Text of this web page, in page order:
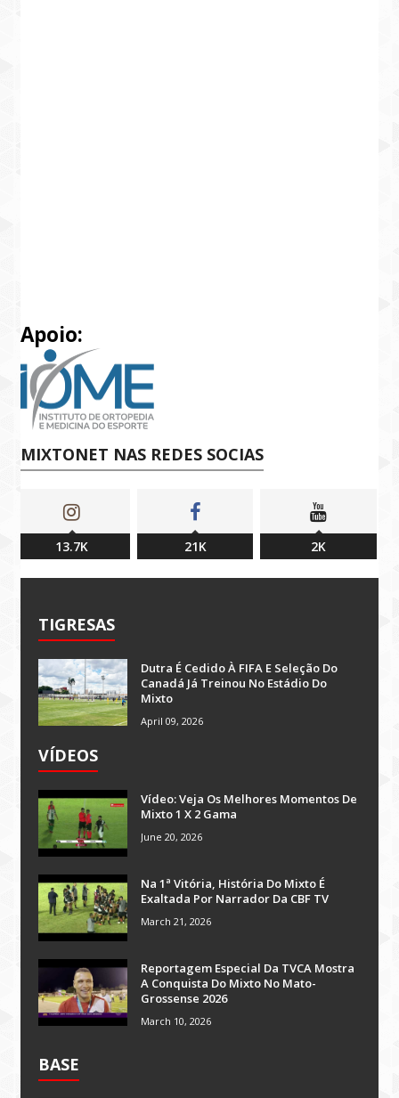
Apoio:
MIXTONET NAS REDES SOCIAS
13.7K 21K 2K
TIGRESAS
Dutra É Cedido À FIFA E Seleção Do
Canadá Já Treinou No Estádio Do
Mixto
April 09, 2026
VÍDEOS
Vídeo: Veja Os Melhores Momentos De
Mixto 1 X 2 Gama
June 20, 2026
Na 1ª Vitória, História Do Mixto É
Exaltada Por Narrador Da CBF TV
March 21, 2026
Reportagem Especial Da TVCA Mostra
A Conquista Do Mixto No Mato-
Grossense 2026
March 10, 2026
BASE